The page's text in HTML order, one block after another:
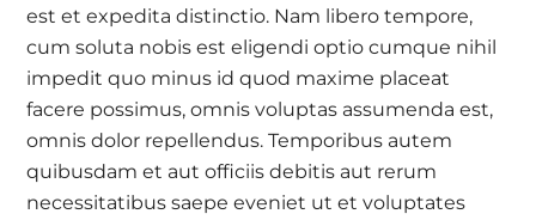
est et expedita distinctio. Nam libero tempore,
cum soluta nobis est eligendi optio cumque nihil
impedit quo minus id quod maxime placeat
facere possimus, omnis voluptas assumenda est,
omnis dolor repellendus. Temporibus autem
quibusdam et aut officiis debitis aut rerum
necessitatibus saepe eveniet ut et voluptates